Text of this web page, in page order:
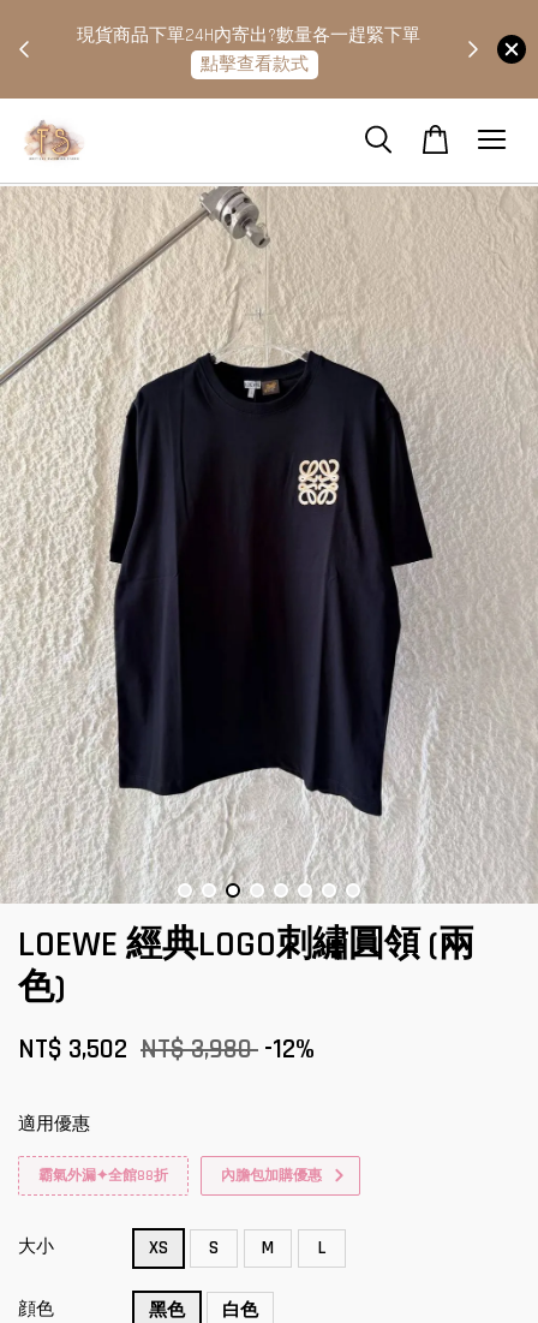
現貨商品下單24H內寄出?數量各一趕緊下單
點擊查看款式
LOEWE 經典LOGO刺繡圓領 (兩
色)
NT$ 3,502 NT$ 3,980 -12%
適用優惠
霸氣外漏✦全館88折 內膽包加購優惠
大小 XS S M L
顔色 黑色 白色